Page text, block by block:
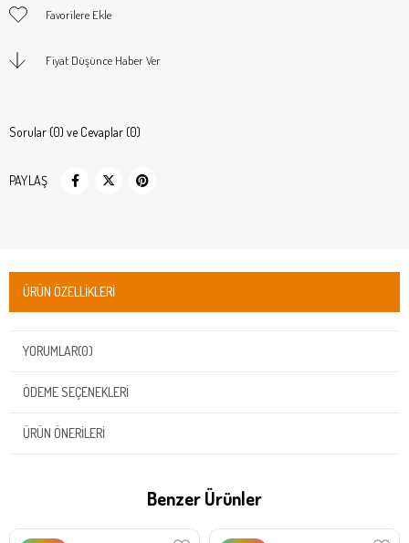
Favorilere Ekle
Fiyat Düşünce Haber Ver
Sorular (0) ve Cevaplar (0)
PAYLAŞ
ÜRÜN ÖZELLIKLERI
YORUMLAR(0)
ÖDEME SEÇENEKLERI
ÜRÜN ÖNERILERI
Benzer Ürünler